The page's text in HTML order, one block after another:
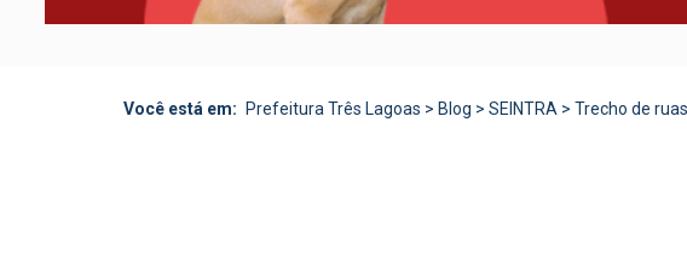
Você está em: Prefeitura Três Lagoas > Blog > SEINTRA > Trecho de